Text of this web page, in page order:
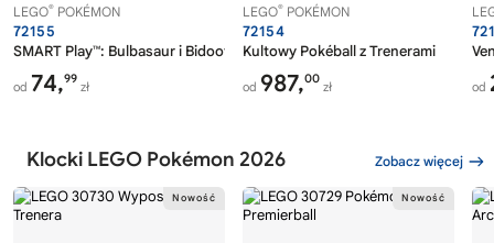
LEGO® POKÉMON
72155
SMART Play™: Bulbasaur i Bidoof z krzewem jagody
od 74,99
zł
LEGO® POKÉMON
72154
Kultowy Pokéball z Trenerami
od 987,00
zł od
Klocki LEGO Pokémon 2026 Zobacz więcej